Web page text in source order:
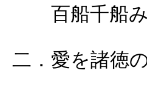
百船千船み
二．愛を諸徳